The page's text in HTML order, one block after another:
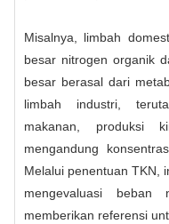
Misalnya, limbah
besar nitrogen organik
besar berasal dari
limbah industri,
makanan, produksi
mengandung
Melalui penentuan TKN,
mengevaluasi
memberikan referensi